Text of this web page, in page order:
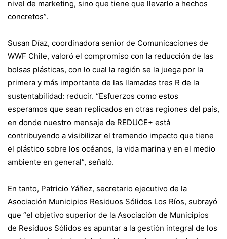
nivel de marketing, sino que tiene que llevarlo a hechos
concretos”.
Susan Díaz, coordinadora senior de Comunicaciones de
WWF Chile, valoró el compromiso con la reducción de las
bolsas plásticas, con lo cual la región se la juega por la
primera y más importante de las llamadas tres R de la
sustentabilidad: reducir. “Esfuerzos como estos
esperamos que sean replicados en otras regiones del país,
en donde nuestro mensaje de REDUCE+ está
contribuyendo a visibilizar el tremendo impacto que tiene
el plástico sobre los océanos, la vida marina y en el medio
ambiente en general”, señaló.
En tanto, Patricio Yáñez, secretario ejecutivo de la
Asociación Municipios Residuos Sólidos Los Ríos, subrayó
que “el objetivo superior de la Asociación de Municipios
de Residuos Sólidos es apuntar a la gestión integral de los